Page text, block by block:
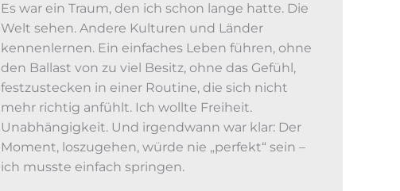
Es war ein Traum, den ich schon lange hatte. Die
Welt sehen. Andere Kulturen und Länder
kennenlernen. Ein einfaches Leben führen, ohne
den Ballast von zu viel Besitz, ohne das Gefühl,
festzustecken in einer Routine, die sich nicht
mehr richtig anfühlt. Ich wollte Freiheit.
Unabhängigkeit. Und irgendwann war klar: Der
Moment, loszugehen, würde nie „perfekt“ sein –
ich musste einfach springen.